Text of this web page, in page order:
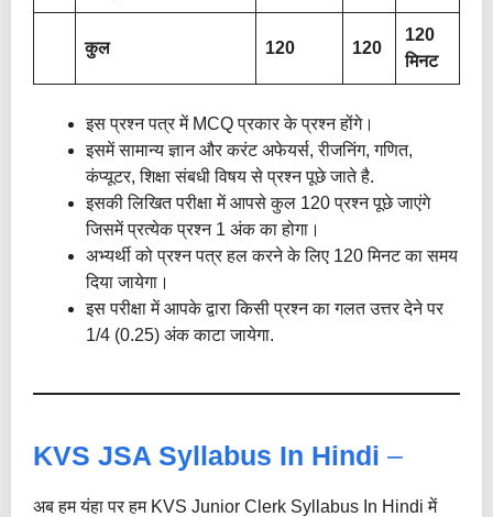
कुल 120 120
120
मिनट
इस प्रश्न पत्र में MCQ प्रकार के प्रश्न होंगे।
इसमें सामान्य ज्ञान और करंट अफेयर्स, रीजनिंग, गणित,
कंप्यूटर, शिक्षा संबधी विषय से प्रश्न पूछे जाते है.
इसकी लिखित परीक्षा में आपसे कुल 120 प्रश्न पूछे जाएंगे
जिसमें प्रत्येक प्रश्न 1 अंक का होगा।
अभ्यर्थी को प्रश्न पत्र हल करने के लिए 120 मिनट का समय
दिया जायेगा।
इस परीक्षा में आपके द्वारा किसी प्रश्न का गलत उत्तर देने पर
1/4 (0.25) अंक काटा जायेगा.
KVS JSA Syllabus In Hindi –
अब हम यंहा पर हम KVS Junior Clerk Syllabus In Hindi में